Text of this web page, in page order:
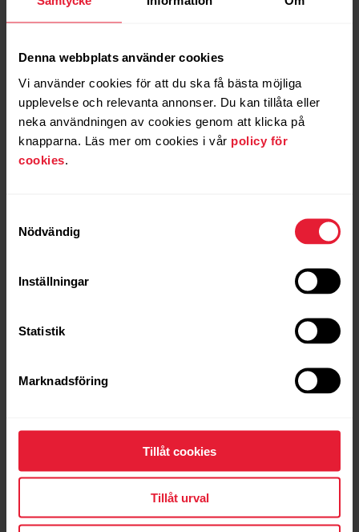
Denna webbplats använder cookies
Vi använder cookies för att du ska få bästa möjliga
upplevelse och relevanta annonser. Du kan tillåta eller
neka användningen av cookies genom att klicka på
knapparna. Läs mer om cookies i vår policy för
cookies
Nödvändig
Inställningar
Statistik
Marknadsföring
Tillåt cookies
Tillåt urval